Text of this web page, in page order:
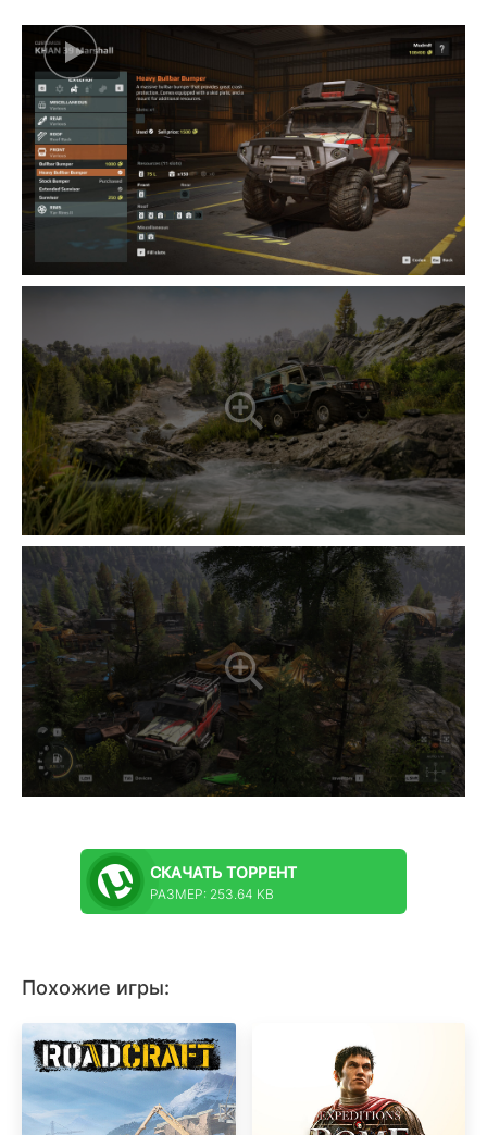
СКАЧАТЬ ТОРРЕНТ
РАЗМЕР: 253.64 KB
Похожие игры: